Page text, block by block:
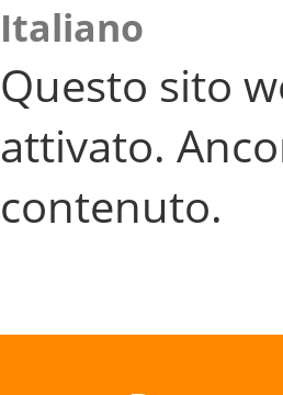
Italiano
Questo sito
attivato.
contenuto.